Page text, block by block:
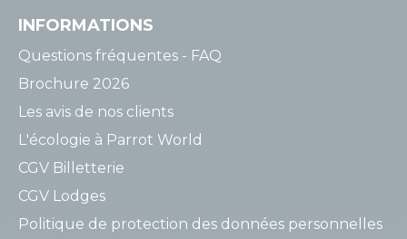
INFORMATIONS
Questions fréquentes - FAQ
Brochure 2026
Les avis de nos clients
L'écologie à Parrot World
CGV Billetterie
CGV Lodges
Politique de protection des données personnelles